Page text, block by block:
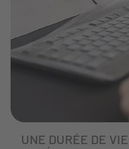
UNE DURÉE DE